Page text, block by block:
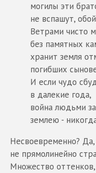
могилы эти
не вспашут,
Ветрами чисто
без памятных
хранит земля
погибших
И если чудо
в далекие года,
война людьми
землею -
Несвоевременно? Да,
не прямолинейно
Множество